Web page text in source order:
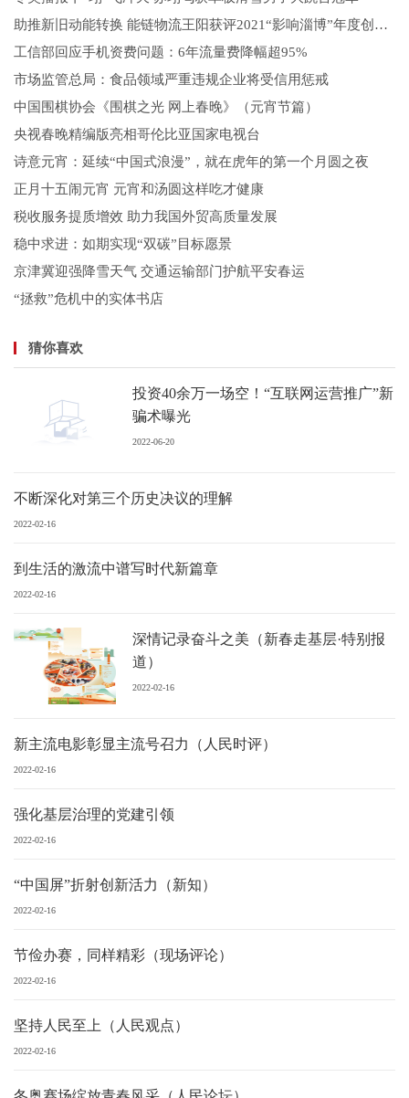
助推新旧动能转换 能链物流王阳获评2021“影响淄博”年度创业人物
工信部回应手机资费问题：6年流量费降幅超95%
市场监管总局：食品领域严重违规企业将受信用惩戒
中国围棋协会《围棋之光 网上春晚》（元宵节篇）
央视春晚精编版亮相哥伦比亚国家电视台
诗意元宵：延续“中国式浪漫”，就在虎年的第一个月圆之夜
正月十五闹元宵 元宵和汤圆这样吃才健康
税收服务提质增效 助力我国外贸高质量发展
稳中求进：如期实现“双碳”目标愿景
京津冀迎强降雪天气 交通运输部门护航平安春运
“拯救”危机中的实体书店
猜你喜欢
投资40余万一场空！“互联网运营推广”新
骗术曝光
2022-06-20
不断深化对第三个历史决议的理解
2022-02-16
到生活的激流中谱写时代新篇章
2022-02-16
深情记录奋斗之美（新春走基层·特别报
道）
2022-02-16
新主流电影彰显主流号召力（人民时评）
2022-02-16
强化基层治理的党建引领
2022-02-16
“中国屏”折射创新活力（新知）
2022-02-16
节俭办赛，同样精彩（现场评论）
2022-02-16
坚持人民至上（人民观点）
2022-02-16